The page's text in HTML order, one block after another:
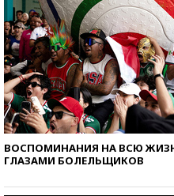
ВОСПОМИНАНИЯ НА ВСЮ
ГЛАЗАМИ БОЛЕЛЬЩИКОВ